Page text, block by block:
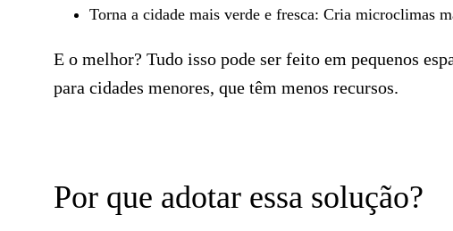
Torna a cidade mais verde e fresca: Cria microclimas
E o melhor? Tudo isso pode ser feito em pequenos
para cidades menores, que têm menos recursos.
Por que adotar essa solução?